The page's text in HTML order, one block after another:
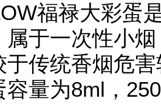
福禄大彩蛋
属于一次性小
于传统香烟危
容量为8ml，